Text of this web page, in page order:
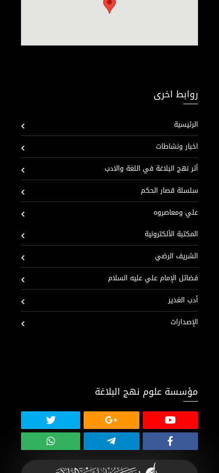
روابط اخرى
الرئيسية
اخبار ونشاطات
أثر نهج البلاغة في اللغة والادب
سلسلة قصار الحكم
علي ومعاصروه
المكتبة الألكترونية
الشريف الرضي
فضائل الإمام علي عليه السلام
أدب الغدير
الإصدارات
مؤسسة علوم نهج البلاغة